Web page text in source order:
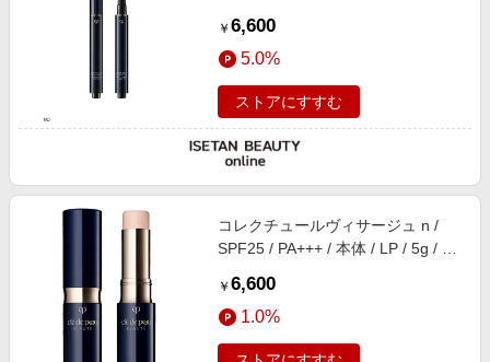
￥ 6,600
5.0%
ストアにすすむ
コレクチュールヴィサージュ n /
SPF25 / PA+++ / 本体 / LP / 5g / 天
￥ 6,600
1.0%